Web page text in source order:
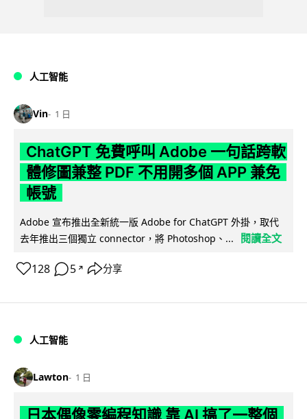
人工智能
Vin 1 日
ChatGPT 免費呼叫 Adobe 一句話跨軟
體修圖兼整 PDF 不用開多個 APP 兼免
帳號
Adobe 宣布推出全新統一版 Adobe for ChatGPT 外掛，取代
去年推出三個獨立 connector，將 Photoshop、...
閱讀全文
128 5 ↗ 分享
人工智能
Lawton 1 日
日本偶像零編程知識 靠 AI 搞了一整個